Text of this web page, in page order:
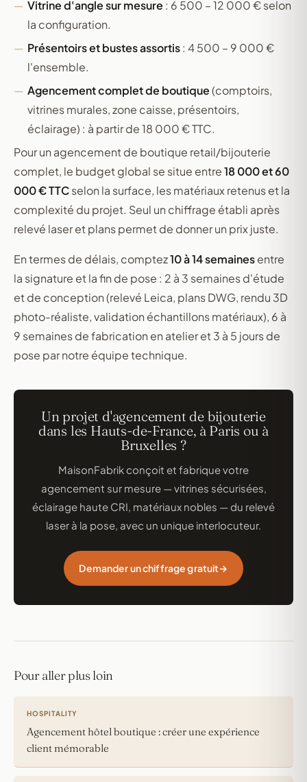
Vitrine d'angle sur mesure : 6 500 – 12 000 € selon
la configuration.
Présentoirs et bustes assortis: 4 500 – 9 000 €
l'ensemble.
Agencement complet de boutique(comptoirs,
vitrines murales, zone caisse, présentoirs,
éclairage) : à partir de 18 000 € TTC.
Pour un agencement de boutique retail/bijouterie
complet, le budget global se situe entre18 000 et 60
000 € TTCselon la surface, les matériaux retenus et la
complexité du projet. Seul un chiffrage établi après
relevé laser et plans permet de donner un prix juste.
En termes de délais, comptez10 à 14 semainesentre
la signature et la fin de pose : 2 à 3 semaines d'étude
et de conception (relevé Leica, plans DWG, rendu 3D
photo-réaliste, validation échantillons matériaux), 6 à
9 semaines de fabrication en atelier et 3 à 5 jours de
pose par notre équipe technique.
Un projet d'agencement de bijouterie
dans les Hauts-de-France, à Paris ou à
Bruxelles ?
MaisonFabrik conçoit et fabrique votre
agencement sur mesure — vitrines sécurisées,
éclairage haute CRI, matériaux nobles — du relevé
laser à la pose, avec un unique interlocuteur.
Demander un chiffrage gratuit
Pour aller plus loin
HOSPITALITY
Agencement hôtel boutique : créer une expérience
client mémorable